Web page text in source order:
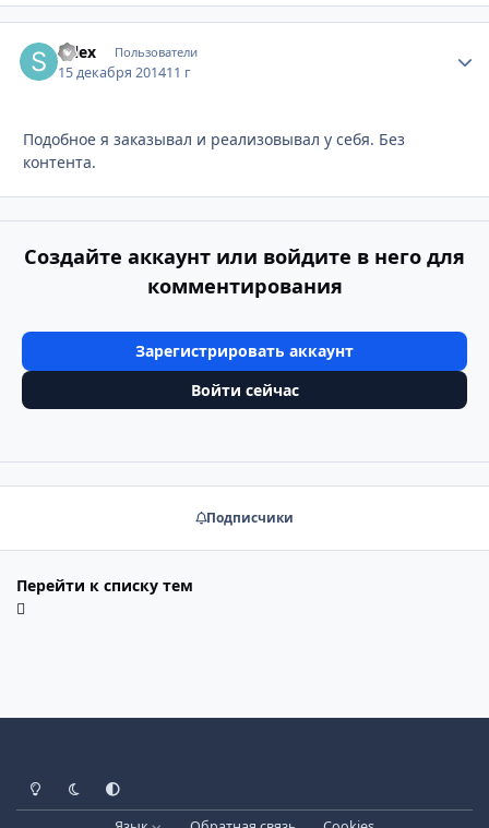
salex Пользователи
15 декабря 201411 г
Подобное я заказывал и реализовывал у себя. Без
контента.
Создайте аккаунт или войдите в него для
комментирования
Зарегистрировать аккаунт
Войти сейчас
Подписчики
Перейти к списку тем
Светлый режим
Тёмный режим
Системные настройки